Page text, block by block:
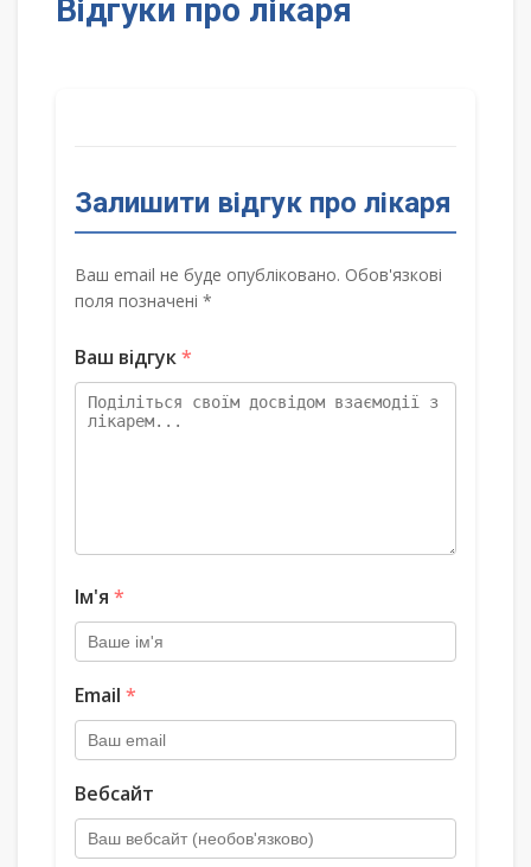
Відгуки про лікаря
Залишити відгук про лікаря
Ваш email не буде опубліковано. Обов'язкові
поля позначені *
Ваш відгук*
Ім'я *
Email *
Вебсайт